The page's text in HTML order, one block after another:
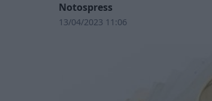
Notospress
13/04/2023 11:06